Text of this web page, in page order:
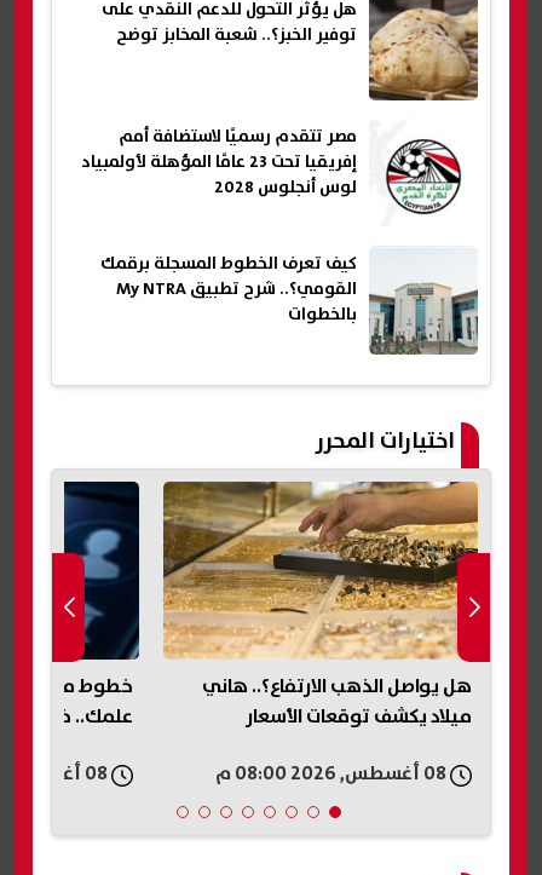
هل يؤثر التحول للدعم النقدي على
توفير الخبز؟.. شعبة المخابز توضح
مصر تتقدم رسميًا لاستضافة أمم
إفريقيا تحت 23 عامًا المؤهلة لأولمبياد
لوس أنجلوس 2028
كيف تعرف الخطوط المسجلة برقمك
القومي؟.. شرح تطبيق My NTRA
بالخطوات
اختيارات المحرر
خطوط محمول مسجلة باسمك دون
علمك.. خطوات الإبلاغ وإلغاء الخطوط
08 أغسطس, 2026 07:59 م
ضغوط